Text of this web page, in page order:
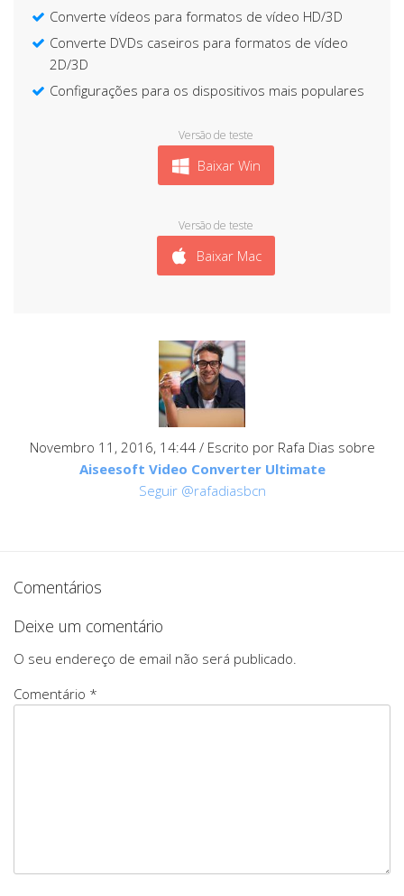
Converte vídeos para formatos de vídeo HD/3D
Converte DVDs caseiros para formatos de vídeo
2D/3D
Configurações para os dispositivos mais populares
Versão de teste
Baixar Win
Versão de teste
Baixar Mac
Novembro 11, 2016, 14:44/ Escrito por Rafa Dias sobre
Aiseesoft Video Converter Ultimate
Seguir @rafadiasbcn
Comentários
Deixe um comentário
O seu endereço de email não será publicado.
Comentário *